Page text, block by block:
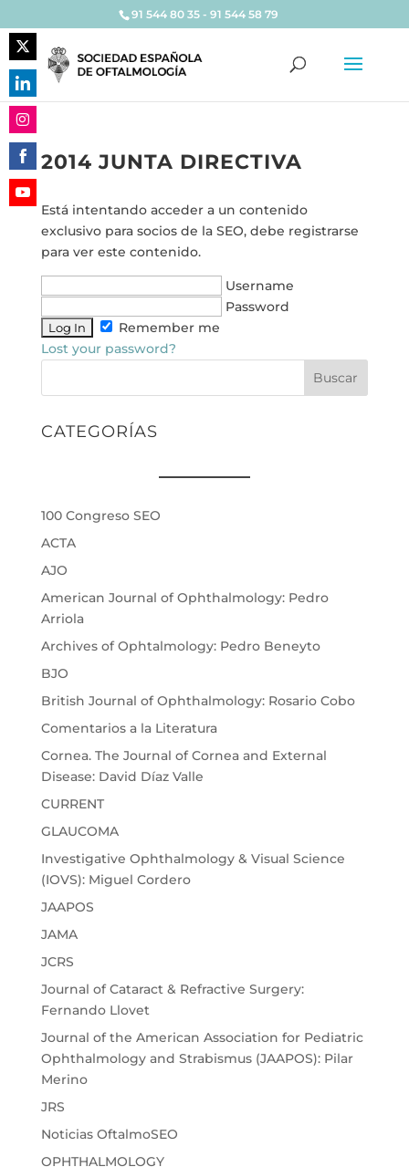
91 544 80 35 - 91 544 58 79
2014 JUNTA DIRECTIVA
Está intentando acceder a un contenido
exclusivo para socios de la SEO, debe registrarse
para ver este contenido.
Username
Password
Remember me
Lost your password?
Buscar
CATEGORÍAS
100 Congreso SEO
ACTA
AJO
American Journal of Ophthalmology: Pedro
Arriola
Archives of Ophtalmology: Pedro Beneyto
BJO
British Journal of Ophthalmology: Rosario Cobo
Comentarios a la Literatura
Cornea. The Journal of Cornea and External
Disease: David Díaz Valle
CURRENT
GLAUCOMA
Investigative Ophthalmology & Visual Science
(IOVS): Miguel Cordero
JAAPOS
JAMA
JCRS
Journal of Cataract & Refractive Surgery:
Fernando Llovet
Journal of the American Association for Pediatric
Ophthalmology and Strabismus (JAAPOS): Pilar
Merino
JRS
Noticias OftalmoSEO
OPHTHALMOLOGY
Share
on
Twitter
Share
on
LinkedIn
Share
on
Instagram
Share
on
Share
YouTube